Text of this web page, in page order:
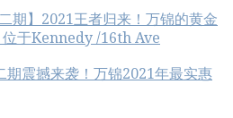
期】2021王者归来！万锦的黄金
于Kennedy /16th Ave
期震撼来袭！万锦2021年最实惠